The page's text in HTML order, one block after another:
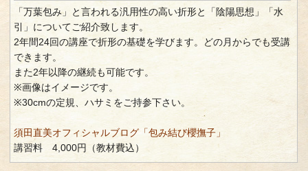
「万葉包み」と言われる汎用性の高い折形と「陰陽思想」「水
引」についてご紹介致します。
2年間24回の講座で折形の基礎を学びます。どの月からでも受講
できます。
また2年以降の継続も可能です。
※画像はイメージです。
※30cmの定規、ハサミをご持参下さい。
須田直美オフィシャルブログ「包み結び櫻撫子」
講習料 4,000円（教材費込）